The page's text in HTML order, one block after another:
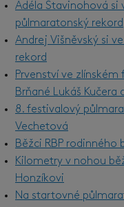
Adéla Stavinohová si
půlmaratonský rekord
Andrej Višněvský si
rekord
Prvenství ve
Brňané Lukáš Kučera
8. festivalový
Vechetová
Běžci RBP rodinného
Kilometry v nohou
Honzíkovi
Na startovné